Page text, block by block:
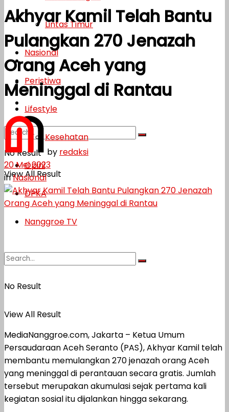
Lifestyle
Kesehatan
Opini
DPKA
Nanggroe TV
No Result
View All Result
Lintas Timur
Nasional
Peristiwa
Lifestyle
Kesehatan
Opini
DPKA
Nanggroe TV
No Result
View All Result
Akhyar Kamil Telah Bantu
Pulangkan 270 Jenazah
Orang Aceh yang
Meninggal di Rantau
by redaksi
20 Mei 2023
inNasional
MediaNanggroe.com, Jakarta – Ketua Umum
Persaudaraan Aceh Seranto (PAS), Akhyar Kamil telah
membantu memulangkan 270 jenazah orang Aceh
yang meninggal di perantauan secara gratis. Jumlah
tersebut merupakan akumulasi sejak pertama kali
kegiatan sosial itu dijalankan hingga sekarang.